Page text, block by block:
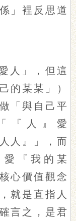
」裡反思道
人」，但這
的某某」）
「與自己平
『人』愛
人』」，而
『我的某
心價值觀念
就是直指人
言之，是君